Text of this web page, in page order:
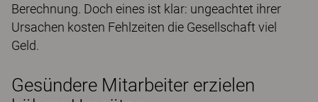
Berechnung. Doch eines ist klar: ungeachtet ihrer
Ursachen kosten Fehlzeiten die Gesellschaft viel
Geld.
Gesündere Mitarbeiter erzielen